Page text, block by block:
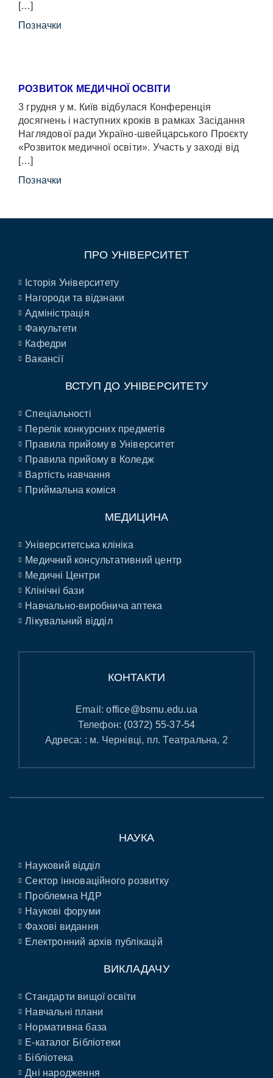
[…]
Позначки
РОЗВИТОК МЕДИЧНОЇ ОСВІТИ
3 грудня у м. Київ відбулася Конференція
досягнень і наступних кроків в рамках Засідання
Наглядової ради Україно-швейцарського Проєкту
«Розвиток медичної освіти». Участь у заході від
[…]
Позначки
ПРО УНІВЕРСИТЕТ
Історія Університету
Нагороди та відзнаки
Адміністрація
Факультети
Кафедри
Вакансії
ВСТУП ДО УНІВЕРСИТЕТУ
Спеціальності
Перелік конкурсних предметів
Правила прийому в Університет
Правила прийому в Коледж
Вартість навчання
Приймальна коміся
МЕДИЦИНА
Університетська клініка
Медичний консультативний центр
Медичні Центри
Клінічні бази
Навчально-виробнича аптека
Лікувальний відділ
КОНТАКТИ
Email:office@bsmu.edu.ua
Телефон: (0372) 55-37-54
Адреса: : м. Чернівці, пл. Театральна, 2
НАУКА
Науковий відділ
Сектор інноваційного розвитку
Проблемна НДР
Наукові форуми
Фахові видання
Електронний архів публікацій
ВИКЛАДАЧУ
Стандарти вищої освіти
Навчальні плани
Нормативна база
E-каталог Бібліотеки
Бібліотека
Дні народження